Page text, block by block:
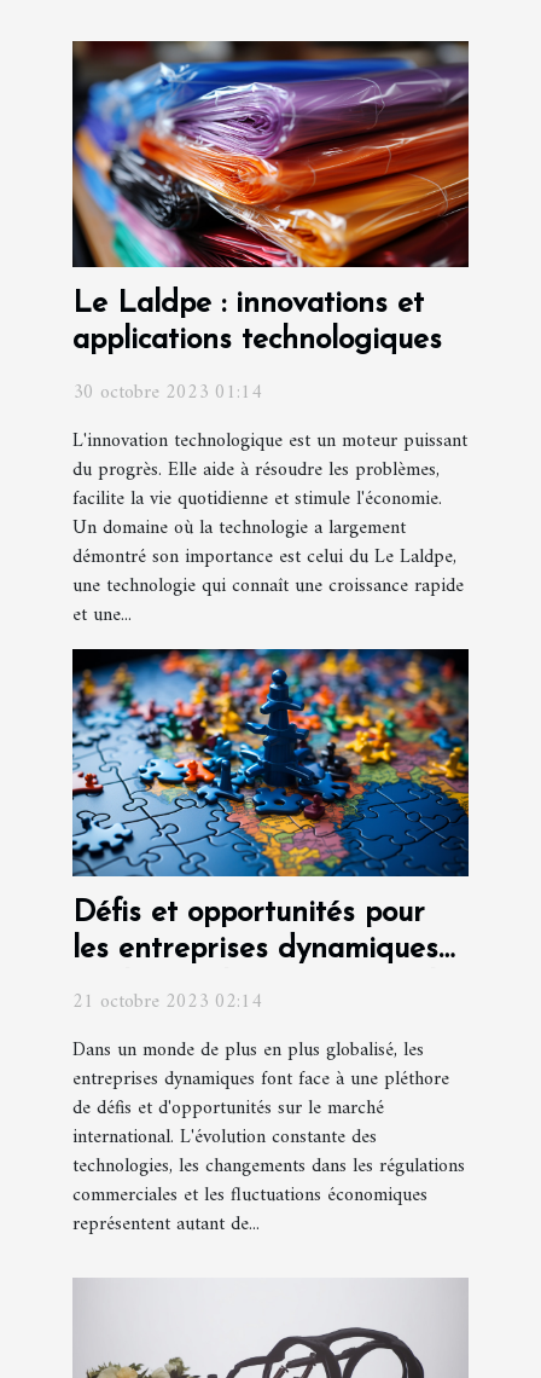
Le Laldpe : innovations et
applications technologiques
30 octobre 2023 01:14
L'innovation technologique est un moteur puissant
du progrès. Elle aide à résoudre les problèmes,
facilite la vie quotidienne et stimule l'économie.
Un domaine où la technologie a largement
démontré son importance est celui du Le Laldpe,
une technologie qui connaît une croissance rapide
et une...
Défis et opportunités pour
les entreprises dynamiques
21 octobre 2023 02:14
Dans un monde de plus en plus globalisé, les
entreprises dynamiques font face à une pléthore
de défis et d'opportunités sur le marché
international. L'évolution constante des
technologies, les changements dans les régulations
commerciales et les fluctuations économiques
représentent autant de...